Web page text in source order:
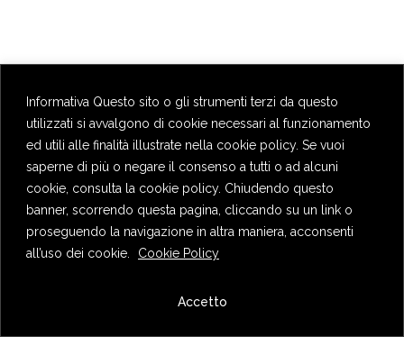
Informativa Questo sito o gli strumenti terzi da questo
utilizzati si avvalgono di cookie necessari al funzionamento
ed utili alle finalità illustrate nella cookie policy. Se vuoi
saperne di più o negare il consenso a tutti o ad alcuni
cookie, consulta la cookie policy. Chiudendo questo
banner, scorrendo questa pagina, cliccando su un link o
proseguendo la navigazione in altra maniera, acconsenti
all’uso dei cookie.
Cookie Policy
Accetto
Privacy Policy